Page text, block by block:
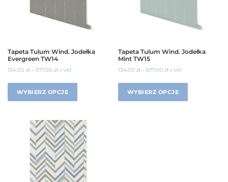
Tapeta Tulum Wind. Jodełka
Evergreen TW14
134,00 zł – 577,00 zł z VAT
WYBIERZ OPCJE
Tapeta Tulum Wind. Jodełka
Mint TW15
134,00zł –577,00zł z VAT
WYBIERZ OPCJE